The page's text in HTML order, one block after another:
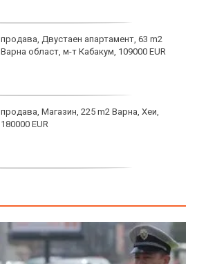
продава, Двустаен апартамент, 63 m2
Варна област, м-т Кабакум, 109000 EUR
продава, Магазин, 225 m2 Варна, Хеи,
180000 EUR